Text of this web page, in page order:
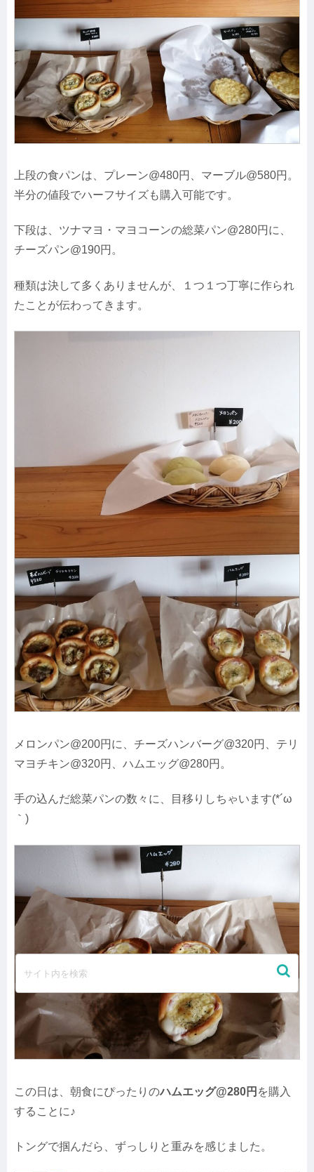
上段の食パンは、プレーン@480円、マーブル@580円。
半分の値段でハーフサイズも購入可能です。
下段は、ツナマヨ・マヨコーンの総菜パン@280円に、
チーズパン@190円。
種類は決して多くありませんが、１つ１つ丁寧に作られ
たことが伝わってきます。
メロンパン@200円に、チーズハンバーグ@320円、テリ
マヨチキン@320円、ハムエッグ@280円。
手の込んだ総菜パンの数々に、目移りしちゃいます(*´ω
｀)
この日は、朝食にぴったりのハムエッグ@280円 を購入
することに♪
トングで掴んだら、ずっしりと重みを感じました。